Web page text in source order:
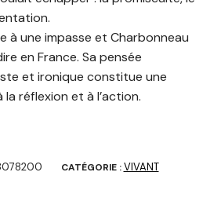
à une impasse et Charbonneau
en France. Sa pensée
et ironique constitue une
réflexion et à l’action.
CATÉGORIE :VIVANT